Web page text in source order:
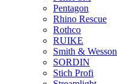
Pentagon
Rhino Rescue
Rothco
RUIKE
Smith & Wesson
SORDIN
Stich Profi